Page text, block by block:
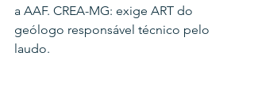
a AAF. CREA-MG: exige ART do
geólogo responsável técnico pelo
laudo.